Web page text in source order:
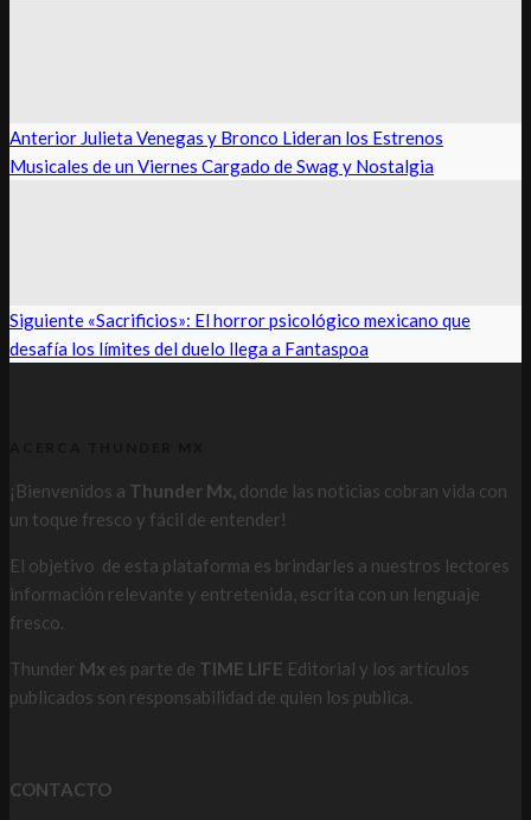
Anterior Julieta Venegas y Bronco Lideran los Estrenos
Musicales de un Viernes Cargado de Swag y Nostalgia
Siguiente «Sacrificios»: El horror psicológico mexicano que
desafía los límites del duelo llega a Fantaspoa
¡Bienvenidos a Thunder Mx, donde las noticias cobran vida con
un toque fresco y fácil de entender!
El objetivo de esta plataforma es brindarles a nuestros lectores
información relevante y entretenida, escrita con un lenguaje
fresco.
Thunder Mx es parte de TIME LIFE Editorial y los artículos
publicados son responsabilidad de quien los publica.
CONTACTO